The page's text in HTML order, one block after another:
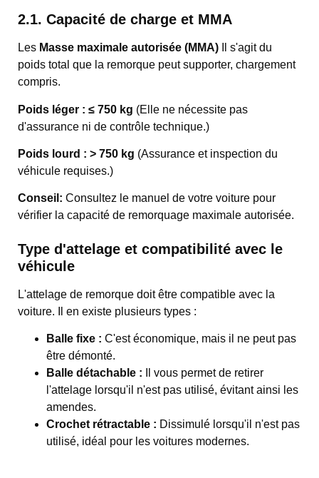
2.1. Capacité de charge et MMA
Les Masse maximale autorisée (MMA) Il s'agit du
poids total que la remorque peut supporter, chargement
compris.
Poids léger : ≤ 750 kg (Elle ne nécessite pas
d'assurance ni de contrôle technique.)
Poids lourd : > 750 kg (Assurance et inspection du
véhicule requises.)
Conseil: Consultez le manuel de votre voiture pour
vérifier la capacité de remorquage maximale autorisée.
Type d'attelage et compatibilité avec le
véhicule
L'attelage de remorque doit être compatible avec la
voiture. Il en existe plusieurs types :
Balle fixe : C'est économique, mais il ne peut pas
être démonté.
Balle détachable : Il vous permet de retirer
l'attelage lorsqu'il n'est pas utilisé, évitant ainsi les
amendes.
Crochet rétractable : Dissimulé lorsqu'il n'est pas
utilisé, idéal pour les voitures modernes.